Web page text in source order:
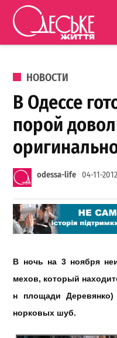
Перейти к содержанию
ОПУБЛИКОВАНО В
НОВОСТИ
В Одессе
порой
odessa-life 04-11-
В ночь на 3 ноября
мехов, который
н площади
норковых шуб.